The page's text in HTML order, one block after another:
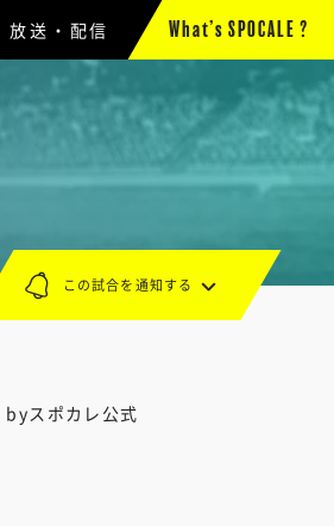
放送・配信 What’s SPOCALE ?
byスポカレ公式
この試合を通知する